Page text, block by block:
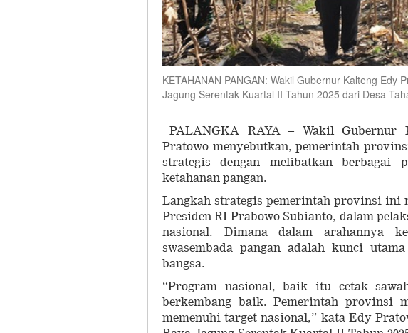
KETAHANAN PANGAN: Wakil Gubernur Kalteng Edy
Jagung Serentak Kuartal II Tahun 2025 dari Desa
PALANGKA RAYA – Wakil Gubernur
Pratowo menyebutkan, pemerintah
strategis dengan melibatkan berbagai
ketahanan pangan.
Langkah strategis pemerintah provinsi ini
Presiden RI Prabowo Subianto, dalam
nasional. Dimana dalam arahannya
swasembada pangan adalah kunci
bangsa.
“Program nasional, baik itu cetak
berkembang baik. Pemerintah provinsi
memenuhi target nasional,” kata Edy